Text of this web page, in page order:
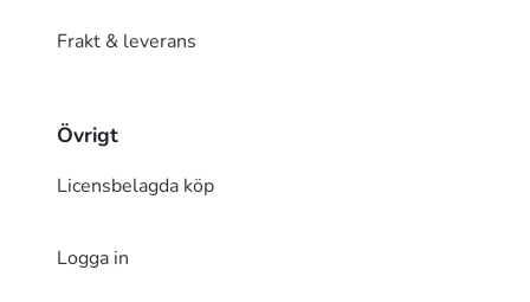
Frakt & leverans
Övrigt
Licensbelagda köp
Logga in